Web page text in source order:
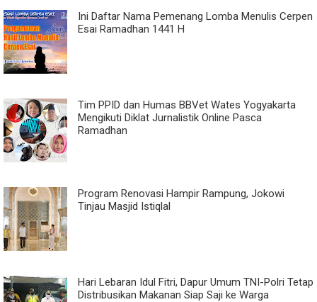
Ini Daftar Nama Pemenang Lomba Menulis Cerpen
Esai Ramadhan 1441 H
Tim PPID dan Humas BBVet Wates Yogyakarta
Mengikuti Diklat Jurnalistik Online Pasca
Ramadhan
Program Renovasi Hampir Rampung, Jokowi
Tinjau Masjid Istiqlal
Hari Lebaran Idul Fitri, Dapur Umum TNI-Polri Tetap
Distribusikan Makanan Siap Saji ke Warga